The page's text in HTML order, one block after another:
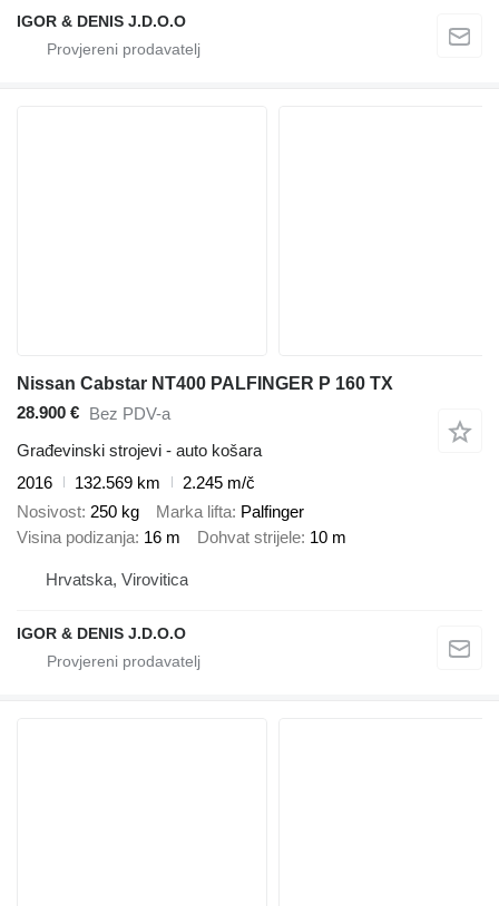
IGOR & DENIS J.D.O.O
Nissan Cabstar NT400 PALFINGER P 160 TX
28.900 € Bez PDV-a
Građevinski strojevi - auto košara
2016
132.569 km
2.245 m/č
Nosivost 250 kg Marka lifta Palfinger
Visina podizanja 16 m Dohvat strijele 10 m
Hrvatska, Virovitica
IGOR & DENIS J.D.O.O